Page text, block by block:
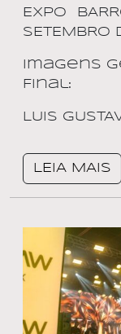
EXPO
SETEMBRO
Imagens
Final:
LUIS
LEIA MAIS